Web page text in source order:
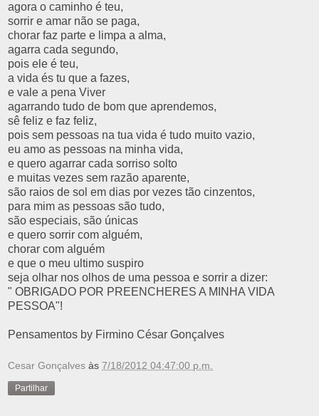
agora o caminho é teu,
sorrir e amar não se paga,
chorar faz parte e limpa a alma,
agarra cada segundo,
pois ele é teu,
a vida és tu que a fazes,
e vale a pena Viver
agarrando tudo de bom que aprendemos,
sê feliz e faz feliz,
pois sem pessoas na tua vida é tudo muito vazio,
eu amo as pessoas na minha vida,
e quero agarrar cada sorriso solto
e muitas vezes sem razão aparente,
são raios de sol em dias por vezes tão cinzentos,
para mim as pessoas são tudo,
são especiais, são únicas
e quero sorrir com alguém,
chorar com alguém
e que o meu ultimo suspiro
seja olhar nos olhos de uma pessoa e sorrir a dizer:
" OBRIGADO POR PREENCHERES A MINHA VIDA
PESSOA"!
Pensamentos by Firmino César Gonçalves
Cesar Gonçalves às 7/18/2012 04:47:00 p.m.
Partilhar